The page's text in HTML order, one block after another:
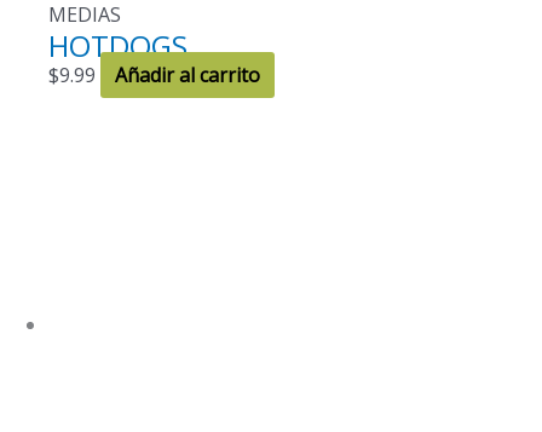
MEDIAS
HOTDOGS
$9.99 Añadir al carrito